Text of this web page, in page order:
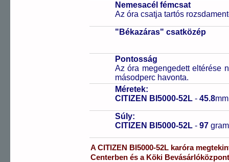
Nemesacél fémcsat
Az óra csatja tartós
"Békazáras" csatközép
Pontosság
Az óra megengedett eltérése
másodperc havonta.
Méretek:
CITIZEN BI5000-52L - 45.8
Súly:
CITIZEN BI5000-52L - 97
ACITIZEN BI5000-52L karóra
Centerben és a Köki